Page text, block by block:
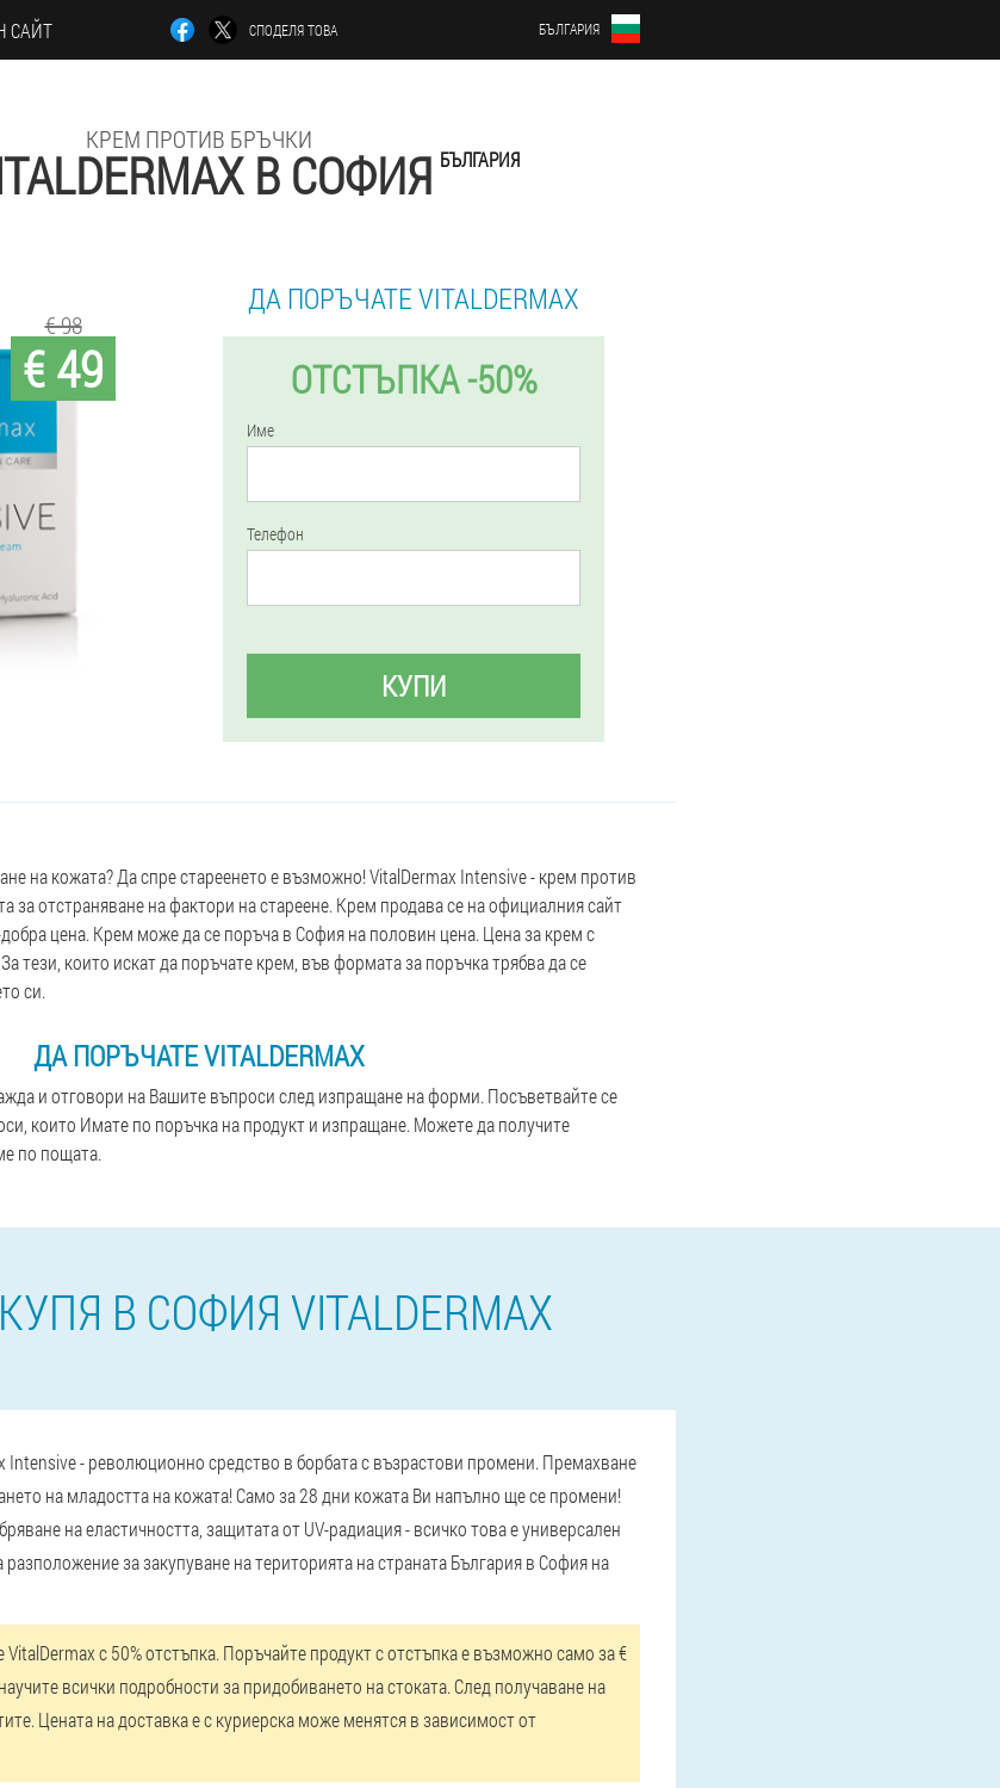
САЙТ СПОДЕЛЯ ТОВА БЪЛГАРИЯ
КРЕМ ПРОТИВ БРЪЧКИ
В СОФИЯ БЪЛГАРИЯ
€ 49
€ 98
ДА ПОРЪЧАТЕ VITALDERMAX
ОТСТЪПКА -50%
Име
Телефон
КУПИ
на кожата? Да спре стареенето е възможно! VitalDermax Intensive - крем против
за отстраняване на фактори на стареене. Крем продава се на официалния сайт
цена. Крем може да се поръча в София на половин цена. Цена за крем с
тези, които искат да поръчате крем, във формата за поръчка трябва да се
си.
ДА ПОРЪЧАТЕ VITALDERMAX
и отговори на Вашите въпроси след изпращане на форми. Посъветвайте се
които Имате по поръчка на продукт и изпращане. Можете да получите
по пощата.
В СОФИЯ VITALDERMAX
Intensive - революционно средство в борбата с възрастови промени. Премахване
на младостта на кожата! Само за 28 дни кожата Ви напълно ще се промени!
на еластичността, защитата от UV-радиация - всичко това е универсален
за закупуване на територията на страната България в София на
с 50% отстъпка. Поръчайте продукт с отстъпка е възможно само за €
всички подробности за придобиването на стоката. След получаване на
Цената на доставка е с куриерска може менятся в зависимост от